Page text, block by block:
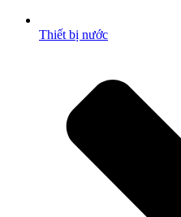
Thiết bị nước